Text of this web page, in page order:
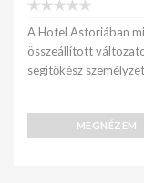
A Hotel Astoriában
összeállított
segítőkész
MEGNÉZEM